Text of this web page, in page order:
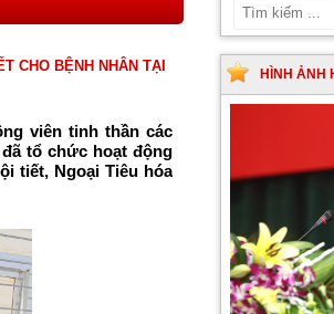
CHO BỆNH NHÂN TẠI
viên tinh thần các
tổ chức hoạt động
tiết, Ngoại Tiêu hóa
HÌNH ẢNH